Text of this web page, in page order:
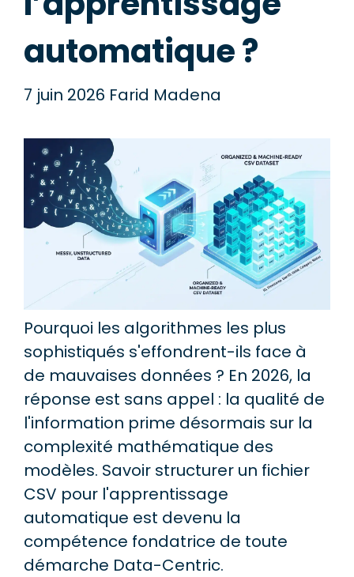
automatique ?
7 juin 2026 Farid Madena
Pourquoi les algorithmes les plus
sophistiqués s'effondrent-ils face à
de mauvaises données ? En 2026, la
réponse est sans appel : la qualité de
l'information prime désormais sur la
complexité mathématique des
modèles. Savoir structurer un fichier
CSV pour l'apprentissage
automatique est devenu la
compétence fondatrice de toute
démarche Data-Centric.